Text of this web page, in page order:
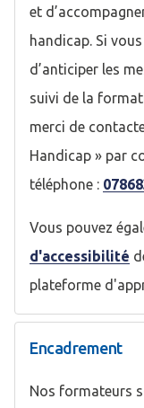
et
handicap. Si
d’anticiper les
suivi de la
merci de
Handicap » par
téléphone :
Vous pouvez
d'accessibilité
plateforme
Encadrement
Nos formateurs